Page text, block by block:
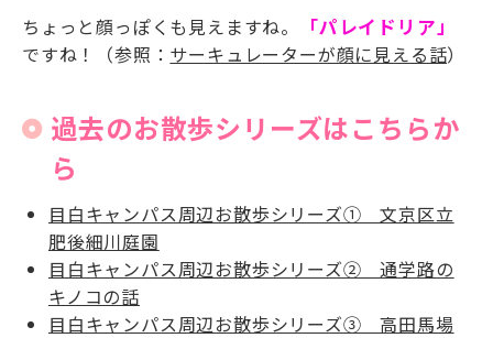
ちょっと顔っぽくも見えますね。
「パレイドリア」
ですね！（参照： サーキュレーターが顔に見える話）
過去のお散歩シリーズはこちらか
ら
目白キャンパス周辺お散歩シリーズ① 文京区立
肥後細川庭園
目白キャンパス周辺お散歩シリーズ② 通学路の
キノコの話
目白キャンパス周辺お散歩シリーズ③ 高田馬場